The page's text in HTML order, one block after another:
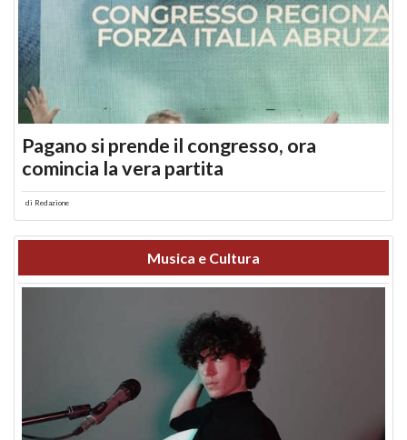
Pagano si prende il congresso, ora
comincia la vera partita
di Redazione
Musica e Cultura